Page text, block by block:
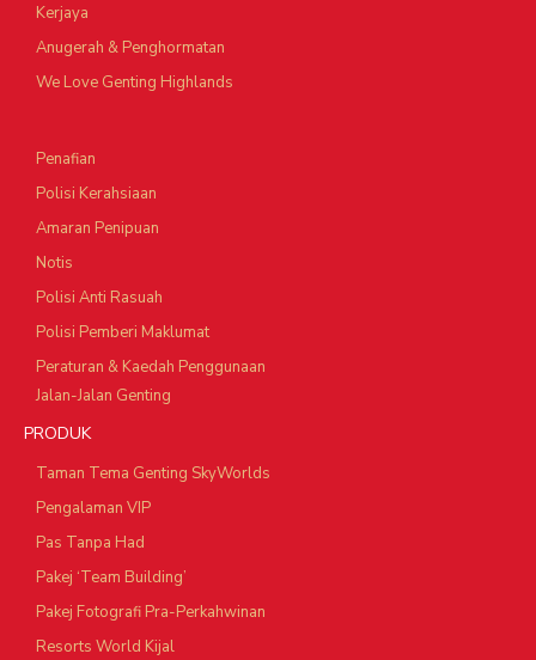
Kerjaya
Anugerah & Penghormatan
We Love Genting Highlands
Penafian
Polisi Kerahsiaan
Amaran Penipuan
Notis
Polisi Anti Rasuah
Polisi Pemberi Maklumat
Peraturan & Kaedah Penggunaan
Jalan-Jalan Genting
PRODUK
Taman Tema Genting SkyWorlds
Pengalaman VIP
Pas Tanpa Had
Pakej ‘Team Building’
Pakej Fotografi Pra-Perkahwinan
Resorts World Kijal